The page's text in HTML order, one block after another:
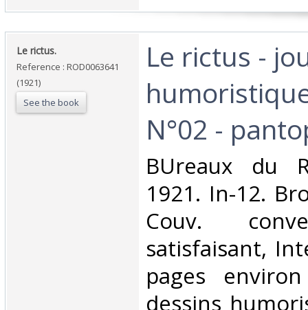
‎Le rictus.‎
Reference : ROD0063641
(1921)
See the book
‎Le rictus -
N°02 -
‎BUreaux du
1921. In-12.
Couv.
satisfaisant,
pages
dessins